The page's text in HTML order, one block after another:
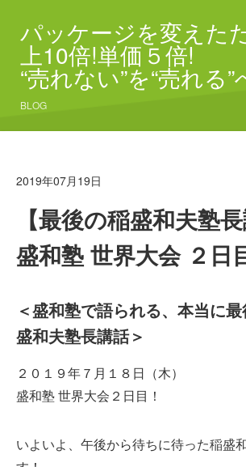
パッケージを変えた
上10倍!単価５倍!
“売れない”を“売れる”
BLOG
2019年07月19日
【最後の稲盛和夫塾
盛和塾 世界大会 ２日
＜盛和塾で語られる、本当に
盛和夫塾長講話＞
２０１９年７月１８日（木）
盛和塾 世界大会２日目！
いよいよ、午後から待ちに待った稲盛